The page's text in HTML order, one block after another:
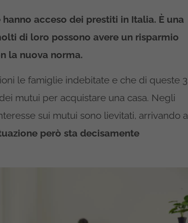
acceso dei prestiti in Italia. È una
di loro possono avere un risparmio
la nuova norma.
le famiglie indebitate e che di queste 3
mutui per acquistare una casa. Negli
sui mutui sono lievitati, arrivando a
però sta decisamente